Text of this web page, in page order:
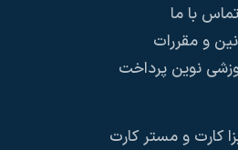
تماس با ما
و مقررات
نوین پرداخت
کارت و مستر کارت